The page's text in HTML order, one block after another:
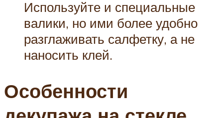
Используйте и специальные
валики, но ими более удобно
разглаживать салфетку, а не
наносить клей.
Особенности